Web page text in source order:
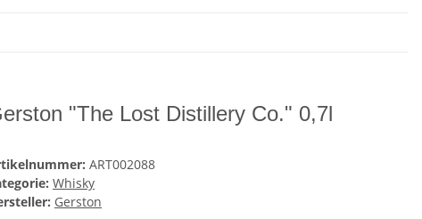
"The Lost Distillery Co." 0,7l
ART002088
Whisky
Gerston